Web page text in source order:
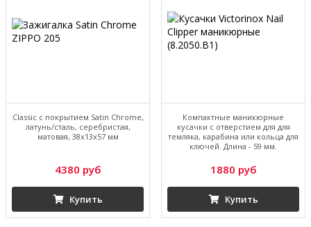
Classic с покрытием Satin Chrome,
латунь/сталь, серебристая,
матовая, 38x13x57 мм
4380 руб
Купить
Компактные маникюрные
кусачки с отверстием для для
темляка, карабина или кольца для
ключей. Длина - 59 мм.
1880 руб
Купить